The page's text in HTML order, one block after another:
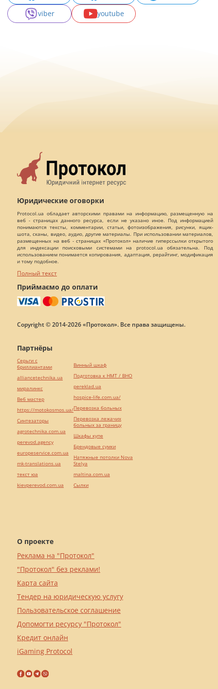
viber
youtube
Юридические оговорки
Protocol.ua обладает авторскими правами на информацию, размещенную на
веб - страницах данного ресурса, если не указано иное. Под информацией
понимаются тексты, комментарии, статьи, фотоизображения, рисунки, ящик-
шота, сканы, видео, аудио, другие материалы. При использовании материалов,
размещенных на веб - страницах «Протокол» наличие гиперссылки открытого
для индексации поисковыми системами на protocol.ua обязательна. Под
использованием понимается копирования, адаптация, рерайтинг, модификация
и тому подобное.
Полный текст
Приймаємо до оплати
Copyright © 2014-2026 «Протокол». Все права защищены.
О проекте
Реклама на "Протокол"
"Протокол" без реклами!
Карта сайта
Тендер на юридическую услугу
Пользовательское соглашение
Допомогти ресурсу "Протокол"
Кредит онлайн
iGaming Protocol
Партнёры
Серьги с
бриллиантами
alliancetechnika.ua
миралинкс
Веб мастер
https://motokosmos.ua/
Синтезаторы
agrotechnika.com.ua
perevod.agency
europeservice.com.ua
mk-translations.ua
текст юа
kievperevod.com.ua
Винный шкаф
Подготовка к НМТ / ВНО
pereklad.ua
hospice-life.com.ua/
Перевозка больных
Перевозка лежачих
больных за границу
Шкафы купе
Брендовые сумки
Натяжные потолки Nova
Stelya
maltina.com.ua
Cылки